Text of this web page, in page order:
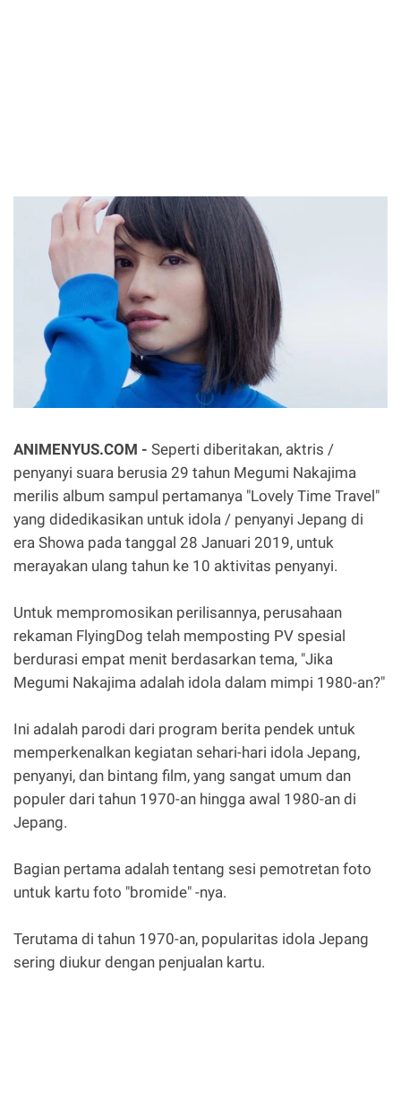
ANIMENYUS.COM - Seperti diberitakan, aktris /
penyanyi suara berusia 29 tahun Megumi Nakajima
merilis album sampul pertamanya "Lovely Time Travel"
yang didedikasikan untuk idola / penyanyi Jepang di
era Showa pada tanggal 28 Januari 2019, untuk
merayakan ulang tahun ke 10 aktivitas penyanyi.
Untuk mempromosikan perilisannya, perusahaan
rekaman FlyingDog telah memposting PV spesial
berdurasi empat menit berdasarkan tema, "Jika
Megumi Nakajima adalah idola dalam mimpi 1980-an?"
Ini adalah parodi dari program berita pendek untuk
memperkenalkan kegiatan sehari-hari idola Jepang,
penyanyi, dan bintang film, yang sangat umum dan
populer dari tahun 1970-an hingga awal 1980-an di
Jepang.
Bagian pertama adalah tentang sesi pemotretan foto
untuk kartu foto "bromide" -nya.
Terutama di tahun 1970-an, popularitas idola Jepang
sering diukur dengan penjualan kartu.